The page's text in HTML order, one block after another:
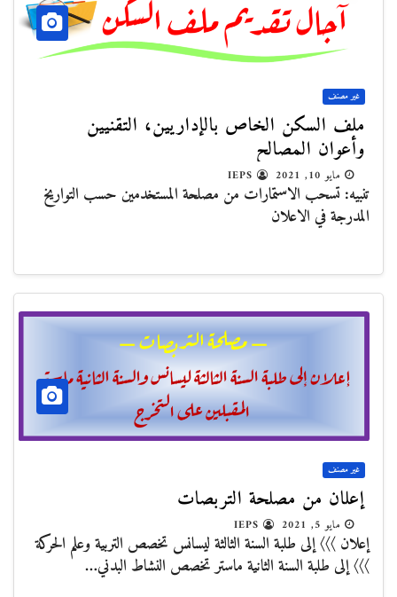
غير مصنف
ملف السكن الخاص بالإداريين، التقنيين
وأعوان المصالح
مايو 10, 2021
تنبيه: تسحب الاستمارات من مصلحة المستخدمين حسب التواريخ
المدرجة في الاعلان
غير مصنف
إعلان من مصلحة التربصات
مايو 5, 2021
إعلان 〉〉〉 إلى طلبة السنة الثالثة ليسانس تخصص التربية وعلم الحركة
〉〉〉 إلى طلبة السنة الثانية ماستر تخصص النشاط البدني…